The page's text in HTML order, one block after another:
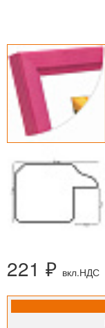
221 ₽ вкл.НДС